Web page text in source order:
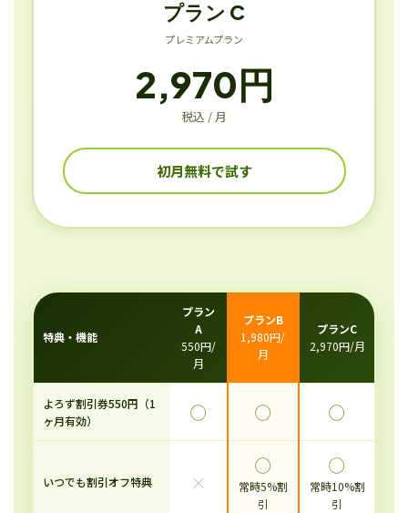
プラン C
プレミアムプラン
2,970円
税込 / 月
初月無料で試す
特典・機能
プラン
A
550円/
月
プランB
1,980円/
月
プランC
2,970円/月
よろず割引券550円（1
ヶ月有効）
◯ ◯ ◯
いつでも割引オフ特典 ×
◯
常時5%割
引
◯
常時10%割
引